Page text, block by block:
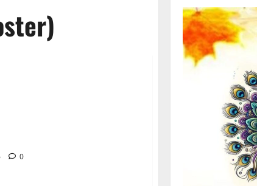
0